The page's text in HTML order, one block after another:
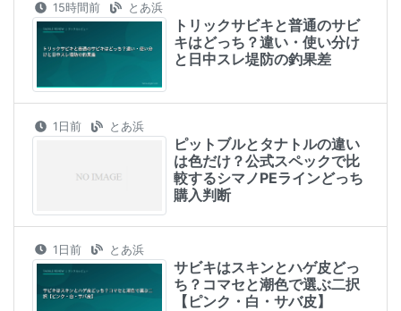
15時間前 とあ浜
トリックサビキと普通のサビ
キはどっち？違い・使い分け
と日中スレ堤防の釣果差
1日前 とあ浜
ピットブルとタナトルの違い
は色だけ？公式スペックで比
較するシマノPEラインどっち
購入判断
1日前 とあ浜
サビキはスキンとハゲ皮どっ
ち？コマセと潮色で選ぶ二択
【ピンク・白・サバ皮】